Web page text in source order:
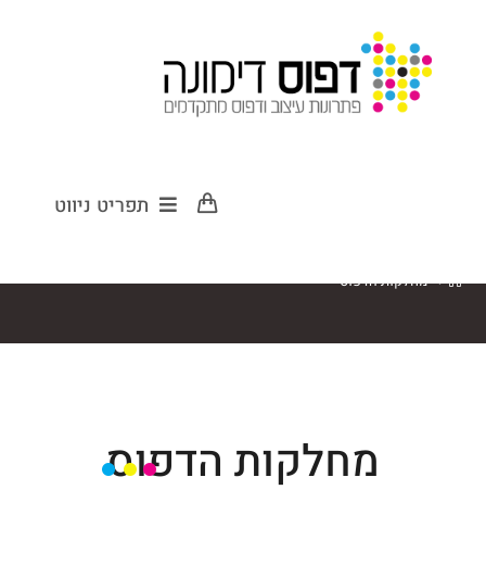
תפריט ניווט
> מחלקות הדפוס
מחלקות הדפוס